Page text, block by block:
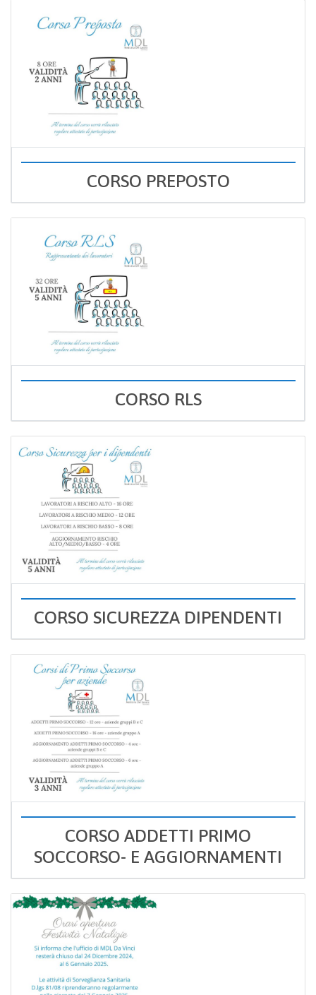
CORSO PREPOSTO
CORSO RLS
CORSO SICUREZZA DIPENDENTI
CORSO ADDETTI PRIMO
SOCCORSO- E AGGIORNAMENTI